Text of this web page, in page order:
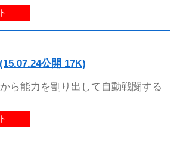
公開 17K)
ら能力を割り出して自動戦闘する